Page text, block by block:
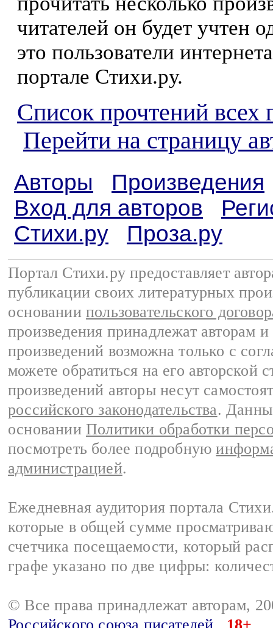
читателей он будет учтен
это пользователи
портале Стихи.ру.
Список прочтений всех
Перейти на страницу
Авторы
Произведения
Вход для авторов
Стихи.ру
Проза.ру
Портал Стихи.ру предоставляет
публикации своих литературных
основании пользовательского
произведения принадлежат авторам
произведений возможна только с
можете обратиться на его авторской
произведений авторы несут
российского законодательства.
основании Политики обработки
посмотреть более подробную
администрацией.
Ежедневная аудитория портала
которые в общей сумме
счетчика посещаемости, который
графе указано по две цифры:
© Все права принадлежат авторам,
Российского союза писателей
18+